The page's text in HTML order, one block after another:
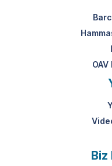
313-son
yakuniy
kuni ichida
К какому
установке
эта услуга
мер по
бытовых
уходе, для